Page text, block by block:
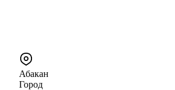
Абакан
Город